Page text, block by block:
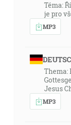
Ja zatrasiem
A Ježiš
buď čistý! A
A Ježiš
Téma:
je pro
MP3
Thema:
Jesus
MP3